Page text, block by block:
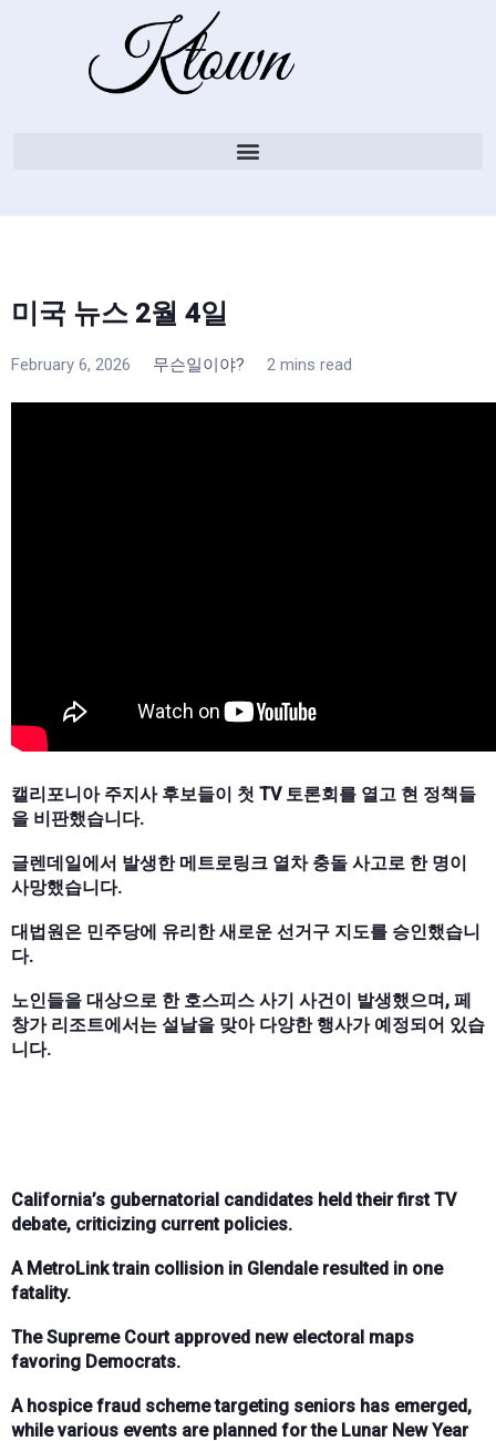
미국 뉴스 2월 4일
February 6, 2026 무슨일이야? 2 mins read
캘리포니아 주지사 후보들이 첫 TV 토론회를 열고 현 정책들
을 비판했습니다.
글렌데일에서 발생한 메트로링크 열차 충돌 사고로 한 명이
사망했습니다.
대법원은 민주당에 유리한 새로운 선거구 지도를 승인했습니
다.
노인들을 대상으로 한 호스피스 사기 사건이 발생했으며, 페
창가 리조트에서는 설날을 맞아 다양한 행사가 예정되어 있습
니다.
California’s gubernatorial candidates held their first TV
debate, criticizing current policies.
A MetroLink train collision in Glendale resulted in one
fatality.
The Supreme Court approved new electoral maps
favoring Democrats.
A hospice fraud scheme targeting seniors has emerged,
while various events are planned for the Lunar New Year